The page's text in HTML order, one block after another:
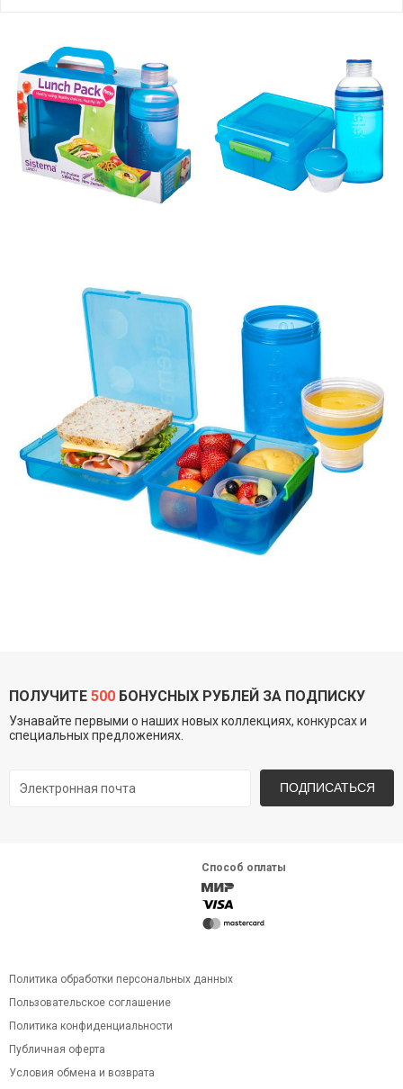
ПОЛУЧИТЕ 500 БОНУСНЫХ РУБЛЕЙ ЗА ПОДПИСКУ
Узнавайте первыми о наших новых коллекциях, конкурсах и
специальных предложениях.
ПОДПИСАТЬСЯ
Способ оплаты
Политика обработки персональных данных
Пользовательское соглашение
Политика конфиденциальности
Публичная оферта
Условия обмена и возврата